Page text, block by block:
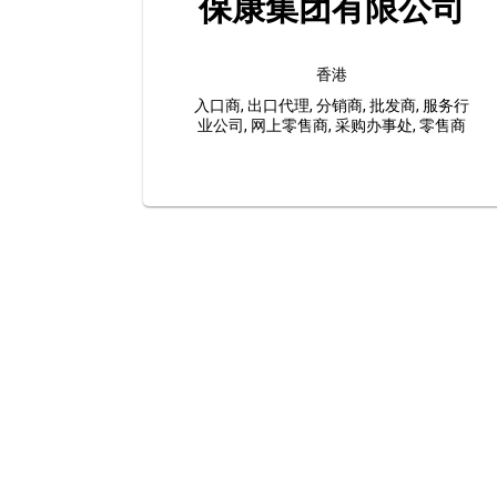
保康集团有限公司
香港
入口商, 出口代理, 分销商, 批发商, 服务行
业公司, 网上零售商, 采购办事处, 零售商